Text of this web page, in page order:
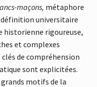
maçons, métaphore
universitaire
historienne rigoureuse,
et complexes
de compréhension
sont explicitées.
motifs de la